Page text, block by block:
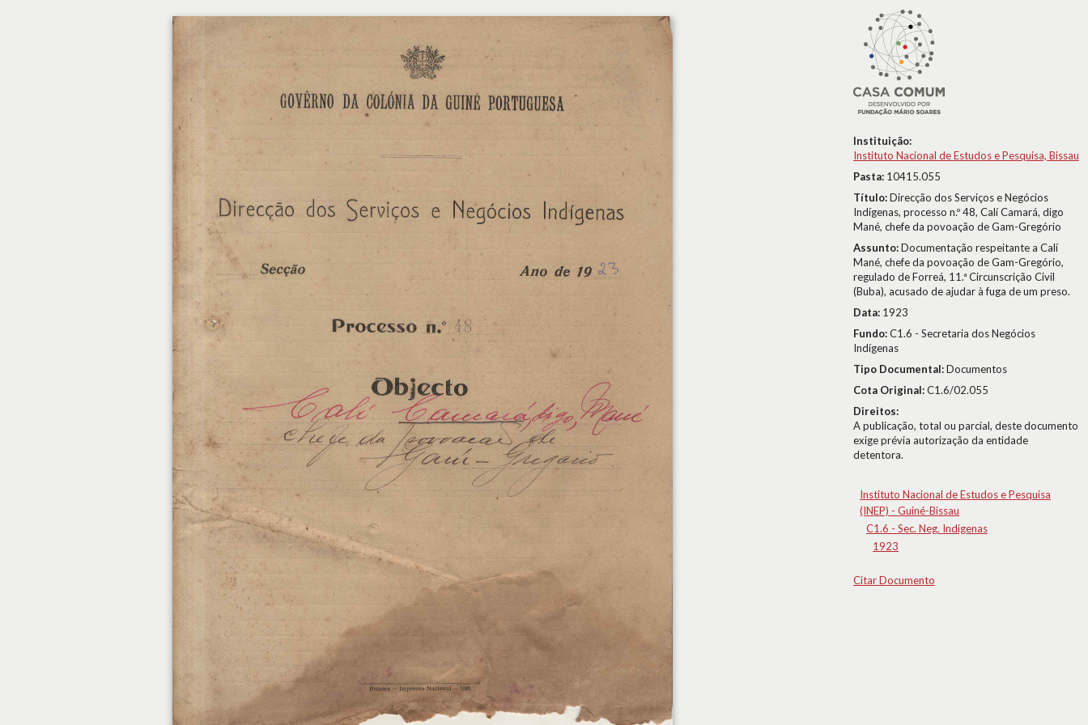
Instituição:
Instituto Nacional de Estudos e Pesquisa, Bissau
Pasta: 10415.055
Título:Direcção dos Serviços e Negócios
Indígenas, processo n.º 48, Calí Camará, digo
Mané, chefe da povoação de Gam-Gregório
Assunto:Documentação respeitante a Calí
Mané, chefe da povoação de Gam-Gregório,
regulado de Forreá, 11.ª Circunscrição Civil
(Buba), acusado de ajudar à fuga de um preso.
Data: 1923
Fundo:C1.6 - Secretaria dos Negócios
Indígenas
Tipo Documental:Documentos
Cota Original:C1.6/02.055
Direitos:
A publicação, total ou parcial, deste documento
exige prévia autorização da entidade
detentora.
Instituto Nacional de Estudos e Pesquisa
(INEP) - Guiné-Bissau
C1.6 - Sec. Neg. Indígenas
1923
Citar Documento